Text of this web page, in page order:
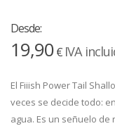
Desde:
19,90€ IVA
El Fiiish Power Tail
veces se decide todo:
agua. Es un señuelo